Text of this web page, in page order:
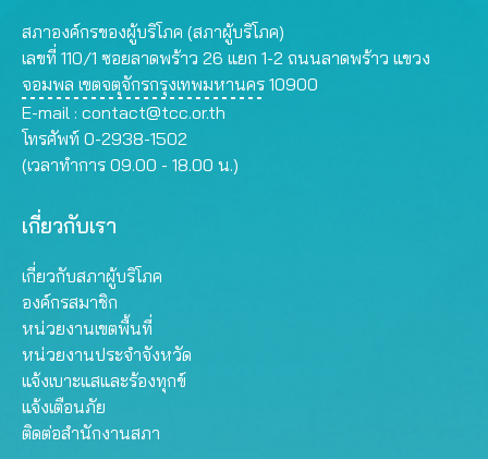
สภาองค์กรของผู้บริโภค (สภาผู้บริโภค)
เลขที่ 110/1 ซอยลาดพร้าว 26 แยก 1-2 ถนนลาดพร้าว แขวง
จอมพล เขตจตุจักรกรุงเทพมหานคร 10900
E-mail : contact@tcc.or.th
โทรศัพท์ 0-2938-1502
(เวลาทำการ 09.00 - 18.00 น.)
เกี่ยวกับเรา
เกี่ยวกับสภาผู้บริโภค
องค์กรสมาชิก
หน่วยงานเขตพื้นที่
หน่วยงานประจำจังหวัด
แจ้งเบาะแสและร้องทุกข์
แจ้งเตือนภัย
ติดต่อสำนักงานสภา